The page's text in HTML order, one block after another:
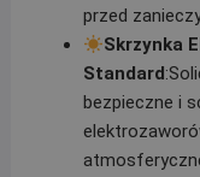
przed
Skrzynka
Standard
bezpieczne i